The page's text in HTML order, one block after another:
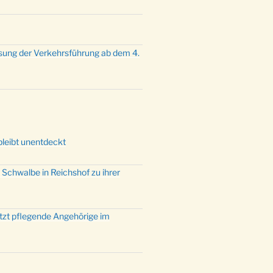
der Verkehrsführung ab dem 4.
unentdeckt
in Reichshof zu ihrer
pflegende Angehörige im